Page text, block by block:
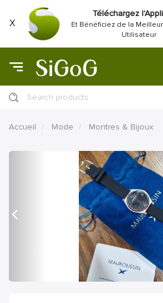
X
Téléchargez
Et Bénéficiez de la
Utilisateur
Search products
Accueil Mode Montres & Bijoux
précédent